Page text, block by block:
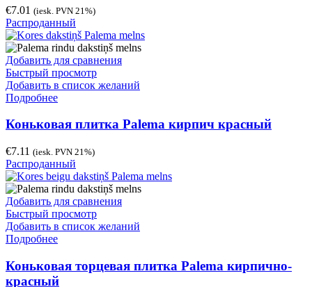
€7.01 (iesk. PVN 21%)
Распроданный
Добавить для сравнения
Быстрый просмотр
Добавить в список желаний
Подробнее
Коньковая плитка Palema кирпич красный
€7.11 (iesk. PVN 21%)
Распроданный
Добавить для сравнения
Быстрый просмотр
Добавить в список желаний
Подробнее
Коньковая торцевая плитка Palema кирпично-
красный